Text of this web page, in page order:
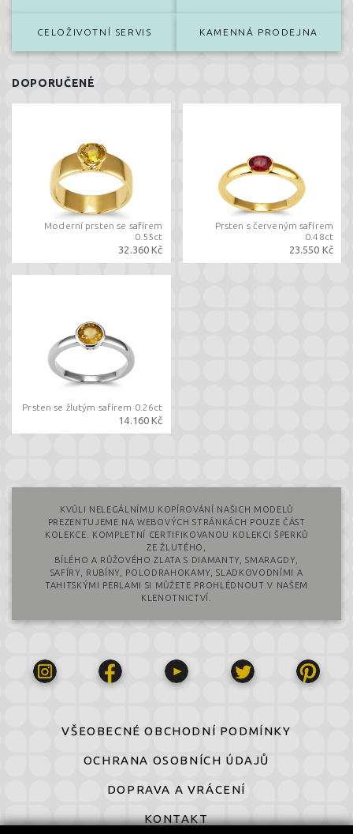
CELOŽIVOTNÍ SERVIS KAMENNÁ PRODEJNA
DOPORUČENÉ
Moderní prsten se safírem
0.55ct
32.360 Kč
Prsten s červeným safírem
0.48ct
23.550 Kč
Prsten se žlutým safírem 0.26ct
14.160 Kč
KVŮLI NELEGÁLNÍMU KOPÍROVÁNÍ NAŠICH MODELŮ
PREZENTUJEME NA WEBOVÝCH STRÁNKÁCH POUZE ČÁST
KOLEKCE. KOMPLETNÍ CERTIFIKOVANOU KOLEKCI ŠPERKŮ
ZE ŽLUTÉHO,
BÍLÉHO A RŮŽOVÉHO ZLATA S DIAMANTY, SMARAGDY,
SAFÍRY, RUBÍNY, POLODRAHOKAMY, SLADKOVODNÍMI A
TAHITSKÝMI PERLAMI SI MŮŽETE PROHLÉDNOUT V NAŠEM
KLENOTNICTVÍ.
VŠEOBECNÉ OBCHODNÍ PODMÍNKY
OCHRANA OSOBNÍCH ÚDAJŮ
DOPRAVA A VRÁCENÍ
KONTAKT